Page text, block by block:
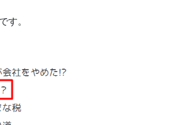
す。